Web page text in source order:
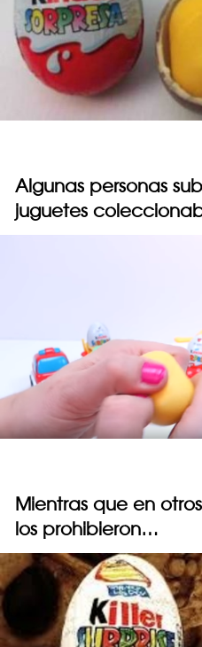
Algunas personas
juguetes
Mientras que en
los prohibieron…